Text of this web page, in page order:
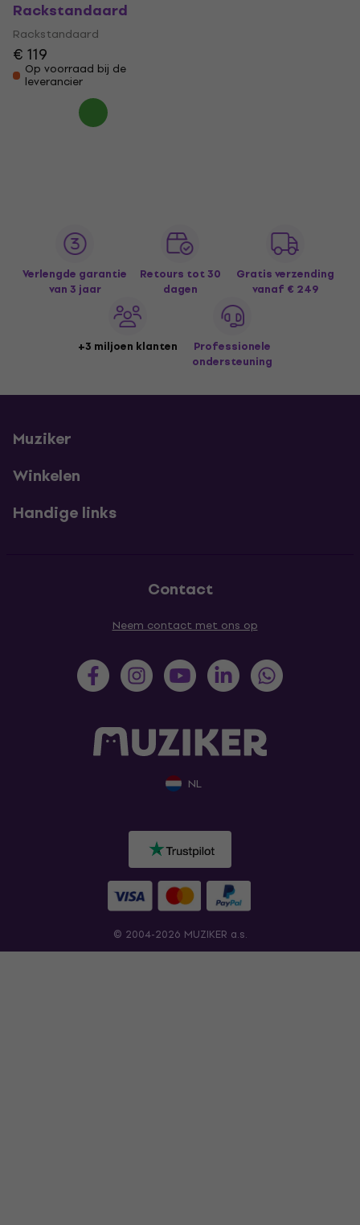
Rackstandaard
Rackstandaard
€ 119
Op voorraad bij de
leverancier
Verlengde garantie
van 3 jaar
Retours tot 30
dagen
Gratis verzending
vanaf € 249
+3 miljoen klanten
Professionele
ondersteuning
Muziker
Winkelen
Handige links
Contact
Neem contact met ons op
NL
© 2004-2026 MUZIKER a.s.